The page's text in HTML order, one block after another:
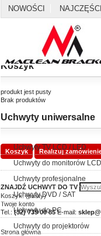
NOWOŚCI
Koszyk
produkt jest pusty
Brak produktów
0,00 zł Dostawa
0,00 zł Razem
Koszyk Realizuj
ZNAJDŹ UCHWYT DO TV
Koszyk:(pusty)
Twoje konto
Tel.: (32) 739 00 85 E-mail:
Strona główna
Uchwyty uniwersalne
Uchwyty TV LCD / LED
Uchwyty do monitorów
Uchwyty profesjonalne
Uchwyty DVD / SAT
Uchwyty do PC
Uchwyty do projektorów